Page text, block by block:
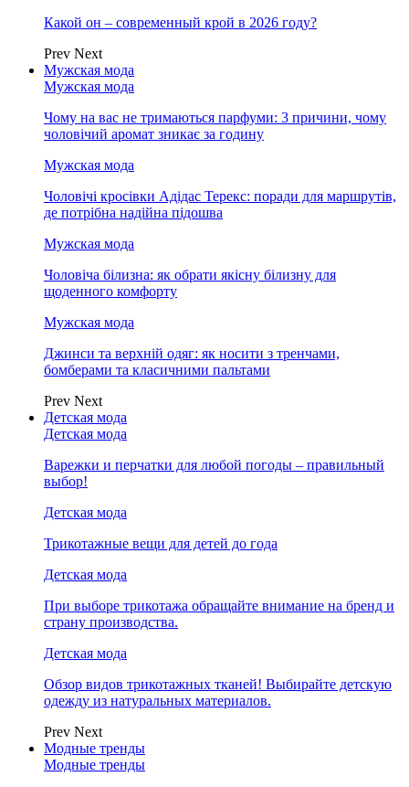
Какой он – современный крой в 2026 году?
Prev Next
Мужская мода
Мужская мода
Чому на вас не тримаються парфуми: 3 причини, чому
чоловічий аромат зникає за годину
Мужская мода
Чоловічі кросівки Адідас Терекс: поради для маршрутів,
де потрібна надійна підошва
Мужская мода
Чоловіча білизна: як обрати якісну білизну для
щоденного комфорту
Мужская мода
Джинси та верхній одяг: як носити з тренчами,
бомберами та класичними пальтами
Prev Next
Детская мода
Детская мода
Варежки и перчатки для любой погоды – правильный
выбор!
Детская мода
Трикотажные вещи для детей до года
Детская мода
При выборе трикотажа обращайте внимание на бренд и
страну производства.
Детская мода
Обзор видов трикотажных тканей! Выбирайте детскую
одежду из натуральных материалов.
Prev Next
Модные тренды
Модные тренды